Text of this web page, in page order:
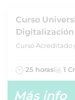
Curso
Curso
25 horas 1
Más info